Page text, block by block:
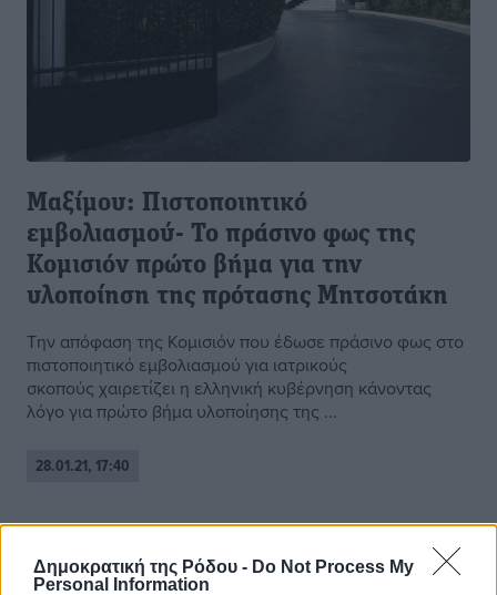
Δημοκρατική της Ρόδου - Do Not Process My
Personal Information
Μαξίμου: Πιστοποιητικό
εμβολιασμού- Το πράσινο φως της
Κομισιόν πρώτο βήμα για την
υλοποίηση της πρότασης Μητσοτάκη
Την απόφαση της Κομισιόν που έδωσε πράσινο φως στο
πιστοποιητικό εμβολιασμού για ιατρικούς
σκοπούς χαιρετίζει η ελληνική κυβέρνηση κάνοντας
λόγο για πρώτο βήμα υλοποίησης της ...
28.01.21, 17:40